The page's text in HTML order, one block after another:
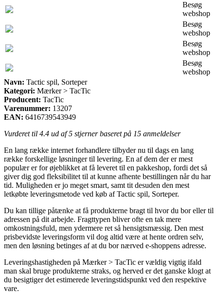
Besøg
webshop
Besøg
webshop
Besøg
webshop
Besøg
webshop
Navn: Tactic spil, Sorteper
Kategori: Mærker > TacTic
Producent: TacTic
Varenummer: 13207
EAN: 6416739543949
Vurderet til 4.4 ud af 5 stjerner baseret på 15 anmeldelser
En lang række internet forhandlere tilbyder nu til dags en lang
række forskellige løsninger til levering. En af dem der er mest
populær er for øjeblikket at få leveret til en pakkeshop, fordi det så
giver dig god fleksibilitet til at kunne afhente bestillingen når du har
tid. Muligheden er jo meget smart, samt tit desuden den mest
letkøbte leveringsmetode ved køb af Tactic spil, Sorteper.
Du kan tillige påtænke at få produkterne bragt til hvor du bor eller til
adressen på dit arbejde. Fragttypen bliver ofte en tak mere
omkostningsfuld, men ydermere ret så hensigtsmæssig. Den mest
prisbevidste leveringsform vil dog altid være at hente ordren selv,
men den løsning betinges af at du bor nærved e-shoppens adresse.
Leveringshastigheden på Mærker > TacTic er vældig vigtig ifald
man skal bruge produkterne straks, og herved er det ganske klogt at
du besigtiger det estimerede leveringstidspunkt ved den respektive
vare.